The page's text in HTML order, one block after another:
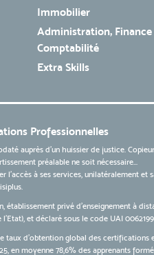
Immobilier
Administration,
Comptabilité
Extra Skills
Professionnelles
auprès d'un huissier de justice.
préalable ne soit nécessaire...
l'accès à ses services, unilatéralement
établissement privé d’enseignement à
et déclaré sous le code UAI
taux d'obtention global des certifications
en moyenne 78,6% des apprenants